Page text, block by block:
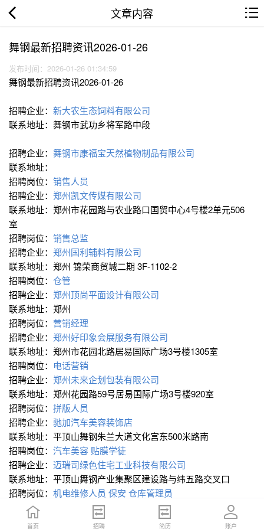
文章内容
舞钢最新招聘资讯2026-01-26
发布时间：2026-01-26 01:34:59
舞钢最新招聘资讯2026-01-26
招聘企业： 新大农生态饲料有限公司
联系地址：舞钢市武功乡将军路中段
招聘企业： 舞钢市康福宝天然植物制品有限公司
联系地址：
招聘岗位： 销售人员
招聘企业： 郑州凯文传媒有限公司
联系地址：郑州市花园路与农业路口国贸中心4号楼2单元506
室
招聘岗位： 销售总监
招聘企业： 郑州国利辅料有限公司
联系地址：郑州 锦荣商贸城二期 3F-1102-2
招聘岗位： 仓管
招聘企业： 郑州顶尚平面设计有限公司
联系地址：郑州
招聘岗位： 营销经理
招聘企业： 郑州好印象会展服务有限公司
联系地址：郑州市花园北路居易国际广场3号楼1305室
招聘岗位： 电话营销
招聘企业： 郑州未来企划包装有限公司
联系地址：郑州花园路59号居易国际广场3号楼920室
招聘岗位： 拼版人员
招聘企业： 驰加汽车美容装饰店
联系地址：平顶山舞钢朱兰大道文化宫东500米路南
招聘岗位： 汽车美容 贴膜学徒
招聘企业： 迈瑞司绿色住宅工业科技有限公司
联系地址：平顶山舞钢产业集聚区建设路与纬五路交叉口
招聘岗位： 机电维修人员 保安 仓库管理员
招聘企业：
河南鼎赢实业有限公司
联系地址：平顶山新华陆顺建材城北门对面豫鸿嘉业
首页 招聘 简历 账户
首页 招聘 简历 账户